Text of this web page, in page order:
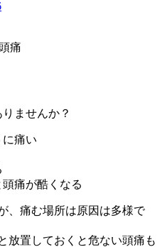
痛
痛い
痛が酷くなる
、痛む場所は原因は多様で
放置しておくと危ない頭痛も